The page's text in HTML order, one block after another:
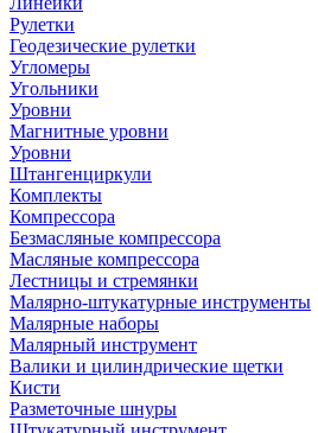
Рулетки
Геодезические рулетки
Угломеры
Угольники
Уровни
Магнитные уровни
Уровни
Штангенциркули
Комплекты
Компрессора
Безмасляные компрессора
Масляные компрессора
Лестницы и стремянки
Малярно-штукатурные инструменты
Малярные наборы
Малярный инструмент
Валики и цилиндрические щетки
Кисти
Разметочные шнуры